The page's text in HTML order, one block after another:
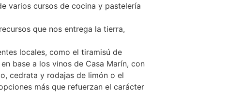
varios cursos de cocina y pastelería
que nos entrega la tierra,
locales, como el tiramisú de
base a los vinos de Casa Marín, con
cedrata y rodajas de limón o el
más que refuerzan el carácter